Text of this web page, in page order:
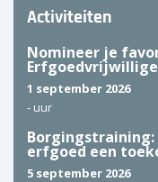
Activiteiten
Nomineer je
1 september 2026
- uur
erfgoed een
5 september 2026